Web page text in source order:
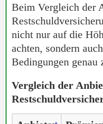
Beim Vergleich der
nicht nur auf die
achten, sondern
Bedingungen genau
Vergleich der